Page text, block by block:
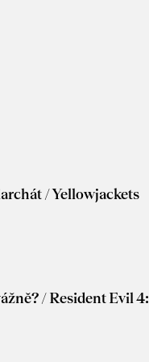
Slzy, krev a matriarchát / Yellowjackets
/ Resident Evil 4: